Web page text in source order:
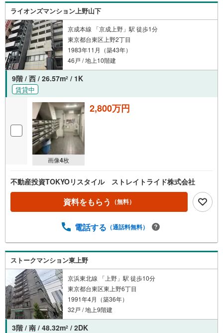
わたり、得られることを保証するものではありません。※賃
料等については、賃貸中のものについては現在の賃料等
で、空室または所有者居住中等のものについては、周辺の
賃料相場に基づき、満室時を想定して表示しています。
ライオンズマンション上野山下
京成本線 「京成上野」駅 徒歩1分
東京都台東区上野2丁目
1983年11月（築43年）
46戸 / 地上10階建
9階 / 西 / 26.57m2 / 1K
賃貸中
画像4枚
2,800万円
不動産投資TOKYOリスタイル ストレイトライド株式会社
資料をもらう （無料）
電話する （通話料無料）
ストークマンション東上野
京浜東北線 「上野」駅 徒歩10分
東京都台東区東上野6丁目
1991年4月（築36年）
32戸 / 地上9階建
3階 / 南 / 48.32m2 / 2DK